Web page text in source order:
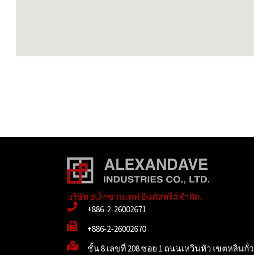
บริษัท อเล็กซานเดฟ อินดัสทรีส์ จำกัด.
+886-2-26002671
+886-2-26002670
ชั้น 8 เลขที่ 208 ซอย 1 ถนนเหวินหัว เขตหลินกั่ว